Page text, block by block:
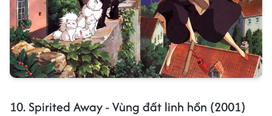
10. Spirited Away - Vùng đất linh hồn (2001)